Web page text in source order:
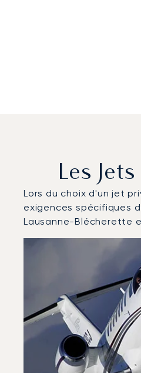
Les
Lors du choix d'un jet
exigences spécifiques
Lausanne-Blécherette
Aéroport de Lausanne-